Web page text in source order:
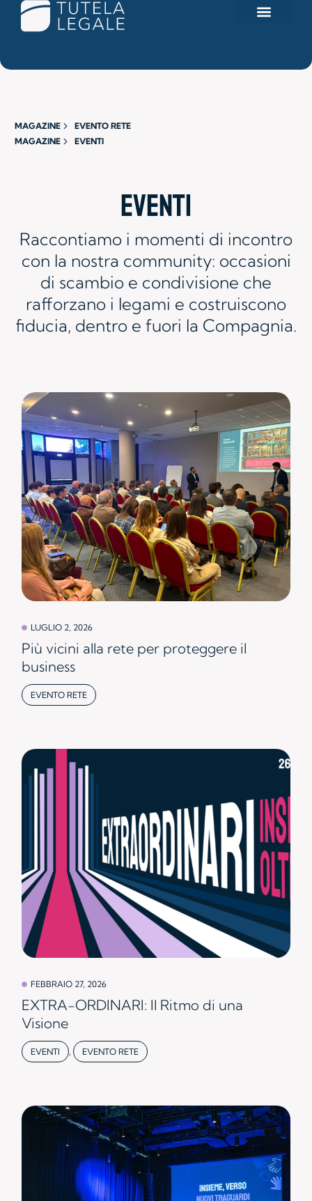
MAGAZINE
EVENTO RETE
MAGAZINE
EVENTI
Eventi
Raccontiamo i momenti di incontro
con la nostra community: occasioni
di scambio e condivisione che
rafforzano i legami e costruiscono
fiducia, dentro e fuori la Compagnia.
LUGLIO 2, 2026
Più vicini alla rete per proteggere il
business
EVENTO RETE
FEBBRAIO 27, 2026
EXTRA-ORDINARI: Il Ritmo di una
Visione
EVENTI , EVENTO RETE